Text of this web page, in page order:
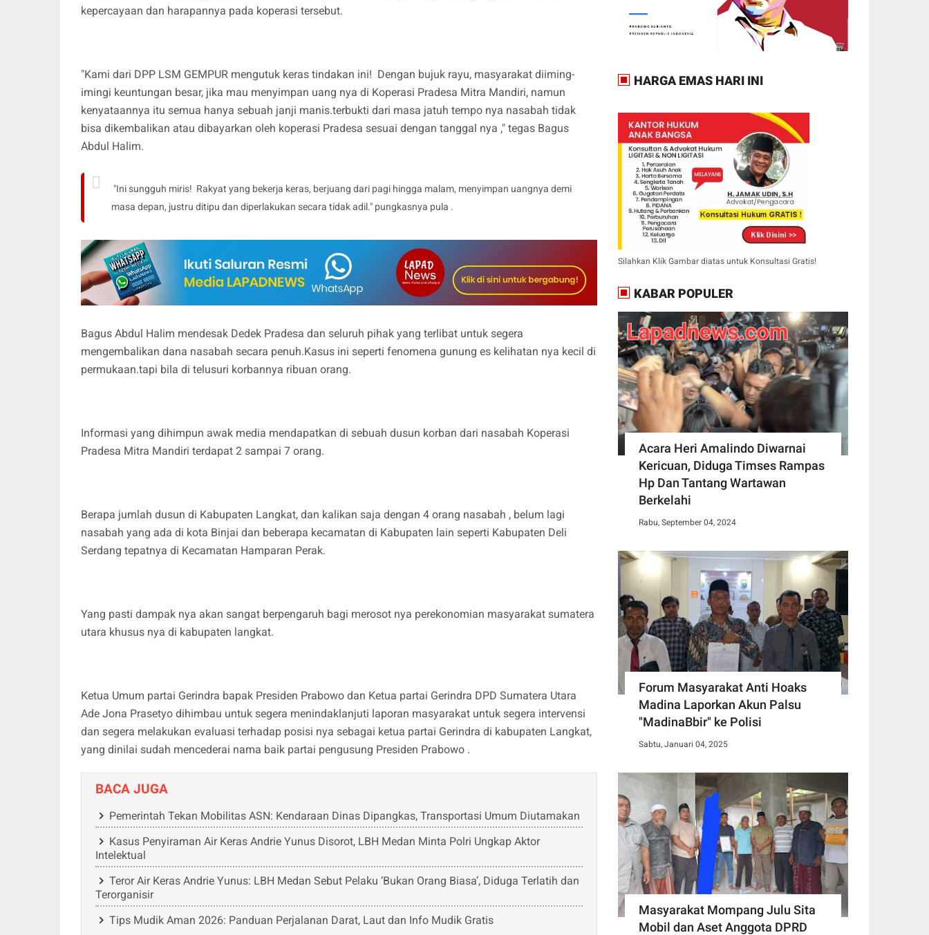
kepercayaan dan harapannya pada koperasi tersebut.
"Kami dari DPP LSM GEMPUR mengutuk keras tindakan ini! Dengan bujuk rayu, masyarakat diiming-
imingi keuntungan besar, jika mau menyimpan uang nya di Koperasi Pradesa Mitra Mandiri, namun
kenyataannya itu semua hanya sebuah janji manis.terbukti dari masa jatuh tempo nya nasabah tidak
bisa dikembalikan atau dibayarkan oleh koperasi Pradesa sesuai dengan tanggal nya ," tegas Bagus
Abdul Halim.
"Ini sungguh miris! Rakyat yang bekerja keras, berjuang dari pagi hingga malam, menyimpan uangnya demi
masa depan, justru ditipu dan diperlakukan secara tidak adil." pungkasnya pula .
Bagus Abdul Halim mendesak Dedek Pradesa dan seluruh pihak yang terlibat untuk segera
mengembalikan dana nasabah secara penuh.Kasus ini seperti fenomena gunung es kelihatan nya kecil di
permukaan.tapi bila di telusuri korbannya ribuan orang.
Informasi yang dihimpun awak media mendapatkan di sebuah dusun korban dari nasabah Koperasi
Pradesa Mitra Mandiri terdapat 2 sampai 7 orang.
Berapa jumlah dusun di Kabupaten Langkat, dan kalikan saja dengan 4 orang nasabah , belum lagi
nasabah yang ada di kota Binjai dan beberapa kecamatan di Kabupaten lain seperti Kabupaten Deli
Serdang tepatnya di Kecamatan Hamparan Perak.
Yang pasti dampak nya akan sangat berpengaruh bagi merosot nya perekonomian masyarakat sumatera
utara khusus nya di kabupaten langkat.
Ketua Umum partai Gerindra bapak Presiden Prabowo dan Ketua partai Gerindra DPD Sumatera Utara
Ade Jona Prasetyo dihimbau untuk segera menindaklanjuti laporan masyarakat untuk segera intervensi
dan segera melakukan evaluasi terhadap posisi nya sebagai ketua partai Gerindra di kabupaten Langkat,
yang dinilai sudah mencederai nama baik partai pengusung Presiden Prabowo .
BACA JUGA
Pemerintah Tekan Mobilitas ASN: Kendaraan Dinas Dipangkas, Transportasi Umum Diutamakan
Kasus Penyiraman Air Keras Andrie Yunus Disorot, LBH Medan Minta Polri Ungkap Aktor
Intelektual
Teror Air Keras Andrie Yunus: LBH Medan Sebut Pelaku ‘Bukan Orang Biasa’, Diduga Terlatih dan
Terorganisir
Tips Mudik Aman 2026: Panduan Perjalanan Darat, Laut dan Info Mudik Gratis
HARGA EMAS HARI INI
Silahkan Klik Gambar diatas untuk Konsultasi Gratis!
KABAR POPULER
Acara Heri Amalindo Diwarnai
Kericuan, Diduga Timses Rampas
Hp Dan Tantang Wartawan
Berkelahi
Rabu, September 04, 2024
Forum Masyarakat Anti Hoaks
Madina Laporkan Akun Palsu
"MadinaBbir" ke Polisi
Sabtu, Januari 04, 2025
Masyarakat Mompang Julu Sita
Mobil dan Aset Anggota DPRD